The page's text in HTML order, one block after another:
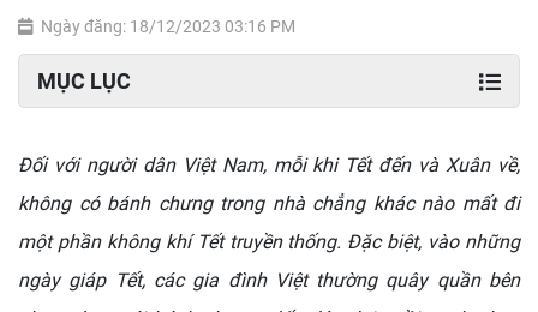
Ngày đăng: 18/12/2023 03:16 PM
MỤC LỤC
Đối với người dân Việt Nam, mỗi khi Tết đến và Xuân về,
không có bánh chưng trong nhà chẳng khác nào mất đi
một phần không khí Tết truyền thống. Đặc biệt, vào những
ngày giáp Tết, các gia đình Việt thường quây quần bên